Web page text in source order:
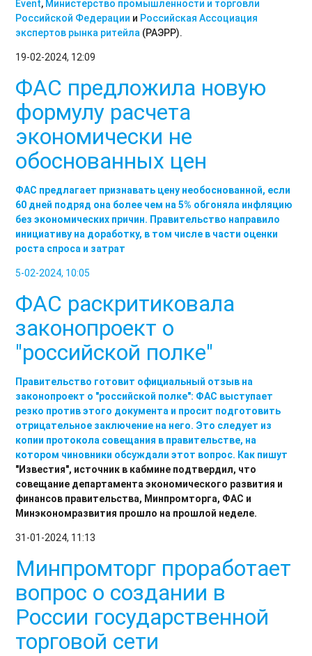
Event, Министерство промышленности и торговли
Российской Федерации и Российская Ассоциация
экспертов рынка ритейла (РАЭРР).
19-02-2024, 12:09
ФАС предложила новую
формулу расчета
экономически не
обоснованных цен
ФАС предлагает признавать цену необоснованной, если
60 дней подряд она более чем на 5% обгоняла инфляцию
без экономических причин. Правительство направило
инициативу на доработку, в том числе в части оценки
роста спроса и затрат
5-02-2024, 10:05
ФАС раскритиковала
законопроект о
"российской полке"
Правительство готовит официальный отзыв на
законопроект о "российской полке": ФАС выступает
резко против этого документа и просит подготовить
отрицательное заключение на него. Это следует из
копии протокола совещания в правительстве, на
котором чиновники обсуждали этот вопрос. Как пишут
"Известия", источник в кабмине подтвердил, что
совещание департамента экономического развития и
финансов правительства, Минпромторга, ФАС и
Минэкономразвития прошло на прошлой неделе.
31-01-2024, 11:13
Минпромторг проработает
вопрос о создании в
России государственной
торговой сети